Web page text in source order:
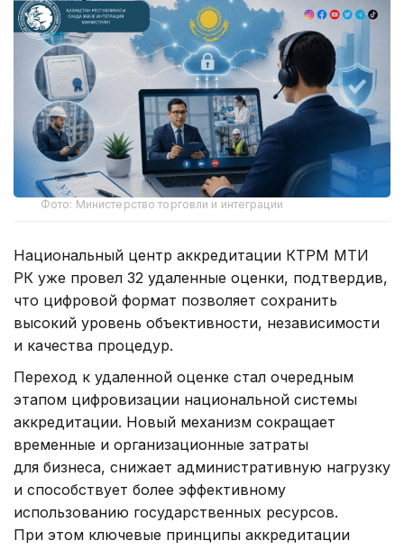
Фото: Министерство торговли и интеграции
Национальный центр аккредитации КТРМ МТИ
РК уже провел 32 удаленные оценки, подтвердив,
что цифровой формат позволяет сохранить
высокий уровень объективности, независимости
и качества процедур.
Переход к удаленной оценке стал очередным
этапом цифровизации национальной системы
аккредитации. Новый механизм сокращает
временные и организационные затраты
для бизнеса, снижает административную нагрузку
и способствует более эффективному
использованию государственных ресурсов.
При этом ключевые принципы аккредитации